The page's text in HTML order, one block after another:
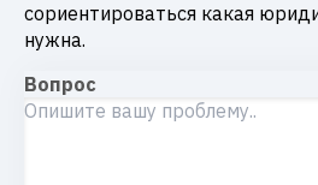
сориентироваться какая
нужна.
Вопрос